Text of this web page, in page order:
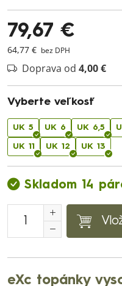
79,67 €
64,77 € bez DPH
Doprava od 4,00 €
Vyberte veľkosť
UK 5 UK 6 UK 6,5
UK 11 UK 12 UK 13
Skladom 14
eXc topánky